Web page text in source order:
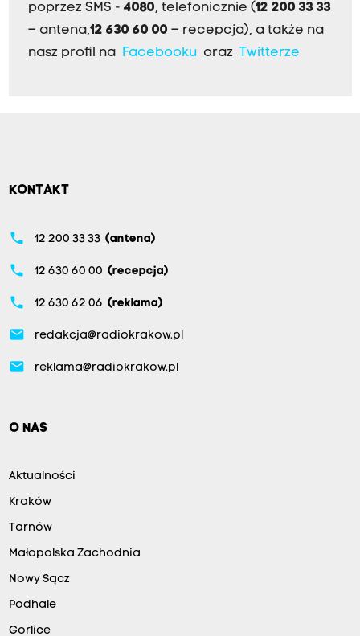
poprzez SMS - 4080, telefonicznie (12 200 33 33
– antena,12 630 60 00 – recepcja), a także na
nasz profil na
Facebookuoraz Twitterze
KONTAKT
phone 12 200 33 33 (antena)
phone 12 630 60 00 (recepcja)
phone 12 630 62 06 (reklama)
email redakcja@radiokrakow.pl
email reklama@radiokrakow.pl
O NAS
Aktualności
Kraków
Tarnów
Małopolska Zachodnia
Nowy Sącz
Podhale
Gorlice